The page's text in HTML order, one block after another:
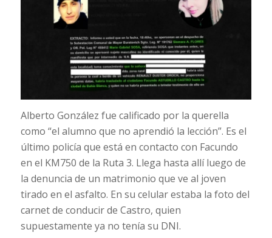
Alberto González fue calificado por la querella
como “el alumno que no aprendió la lección”. Es el
último policía que está en contacto con Facundo
en el KM750 de la Ruta 3. Llega hasta allí luego de
la denuncia de un matrimonio que ve al joven
tirado en el asfalto. En su celular estaba la foto del
carnet de conducir de Castro, quien
supuestamente ya no tenía su DNI.